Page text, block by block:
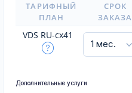
ТАРИФНЫЙ
ПЛАН
СРОК
ЗАКАЗА
VDS RU-cx41
Дополнительные услуги